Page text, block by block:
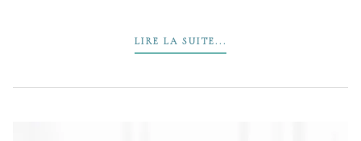
LIRE LA SUITE...